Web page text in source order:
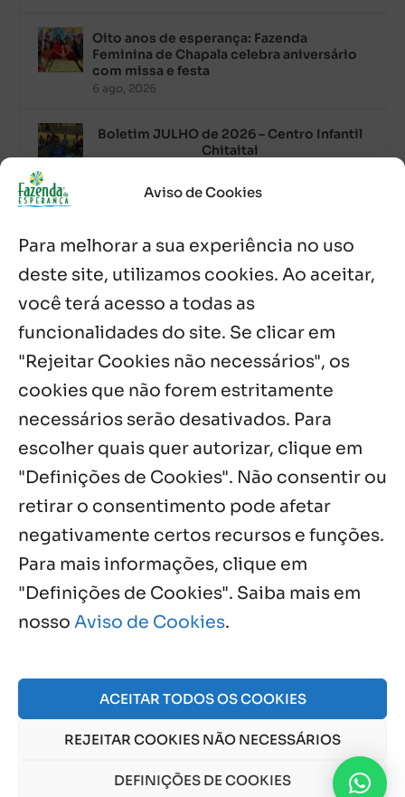
Aviso de Cookies
Para melhorar a sua experiência no uso
deste site, utilizamos cookies. Ao aceitar,
você terá acesso a todas as
funcionalidades do site. Se clicar em
"Rejeitar Cookies não necessários", os
cookies que não forem estritamente
necessários serão desativados. Para
escolher quais quer autorizar, clique em
"Definições de Cookies". Não consentir ou
retirar o consentimento pode afetar
negativamente certos recursos e funções.
Para mais informações, clique em
"Definições de Cookies". Saiba mais em
nosso Aviso de Cookies.
ACEITAR TODOS OS COOKIES
REJEITAR COOKIES NÃO NECESSÁRIOS
DEFINIÇÕES DE COOKIES
Oito anos de esperança: Fazenda
Feminina de Chapala celebra aniversário
com missa e festa
6 ago, 2026
Boletim JULHO de 2026 – Centro Infantil
Chitaitai
Após ordenação, Padre Raymundo
Fagner é recebido com festa na Fazenda
5 ago, 2026
Notícias por Categoria
Próximos Eventos
Agosto, 2026
© 2026 Obra Social Nossa Senhora da Gloria - Fazenda
da Esperança. CNPJ: 48555775000150 | Aviso de Cookies
Aviso de Privacidade